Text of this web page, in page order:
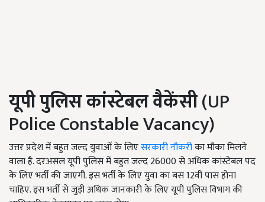
यूपी पुलिस कांस्टेबल वैकेंसी(UP
Police Constable Vacancy)
उत्तर प्रदेश में बहुत जल्द युवाओं के लिएसरकारी नौकरीका मौका मिलने
वाला है. दरअसल यूपी पुलिस में बहुत जल्द 26000से अधिक कांस्टेबल पद
के लिए भर्ती की जाएगी. इस भर्ती के लिए युवा का बस12वीं पास होना
चाहिए. इस भर्ती से जुड़ी अधिक जानकारी के लिए यूपी पुलिस विभाग की